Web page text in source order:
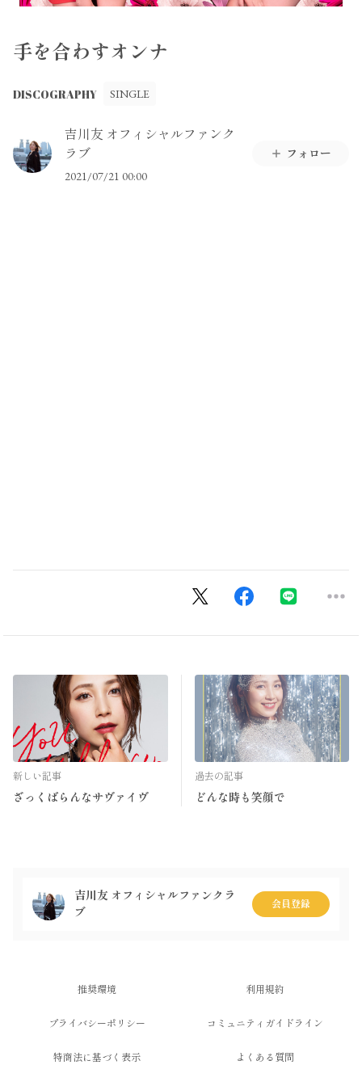
手を合わすオンナ
DISCOGRAPHY SINGLE
吉川友 オフィシャルファンク
ラブ
2021/07/21 00:00
フォロー
新しい記事
ざっくばらんなサヴァイヴ
過去の記事
どんな時も笑顔で
吉川友 オフィシャルファンクラ
ブ
会員登録
推奨環境 利用規約
プライバシーポリシー コミュニティガイドライン
特商法に基づく表示 よくある質問